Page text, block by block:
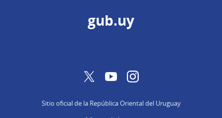
gub.uy
TwitterYouTubeInstagram
Sitio oficial de la República Oriental del Uruguay